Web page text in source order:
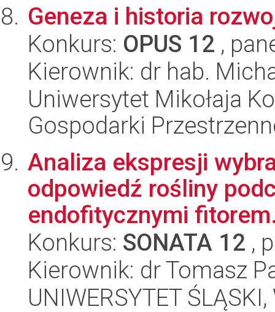
Geneza i historia
Konkurs: OPUS 12 ,
Kierownik: dr hab.
Uniwersytet Mikołaja
Gospodarki
Analiza ekspresji
odpowiedź rośliny
endofitycznymi
Konkurs: SONATA 12 ,
Kierownik: dr Tomasz
UNIWERSYTET